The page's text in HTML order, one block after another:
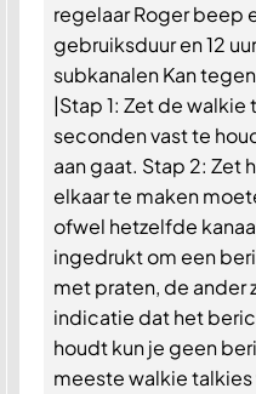
regelaar Roger beep
gebruiksduur en 12
subkanalen Kan
|Stap 1: Zet de
seconden vast te
aan gaat. Stap 2: Zet
elkaar te maken
ofwel hetzelfde
ingedrukt om een
met praten, de ander
indicatie dat het
houdt kun je geen
meeste walkie